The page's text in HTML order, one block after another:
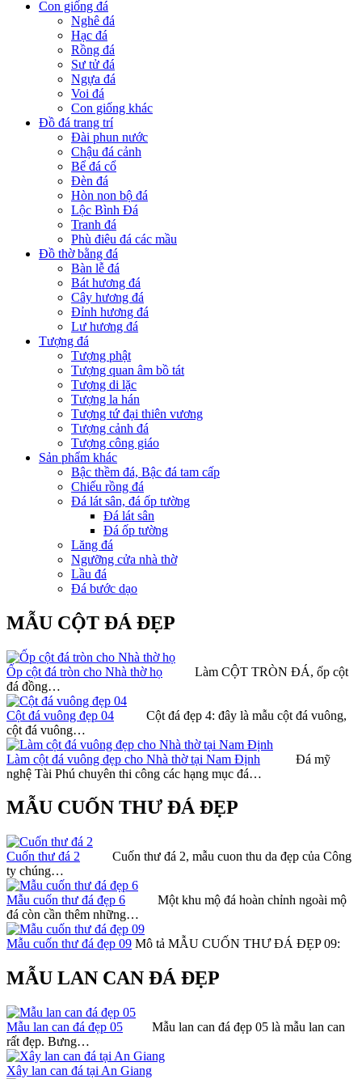
Con giống đá
Nghê đá
Hạc đá
Rồng đá
Sư tử đá
Ngựa đá
Voi đá
Con giống khác
Đồ đá trang trí
Đài phun nước
Chậu đá cảnh
Bể đá cổ
Đèn đá
Hòn non bộ đá
Lộc Bình Đá
Tranh đá
Phù điêu đá các mầu
Đồ thờ bằng đá
Bàn lễ đá
Bát hương đá
Cây hương đá
Đỉnh hương đá
Lư hương đá
Tượng đá
Tượng phật
Tượng quan âm bồ tát
Tượng di lặc
Tượng la hán
Tượng tứ đại thiên vương
Tượng cảnh đá
Tượng công giáo
Sản phẩm khác
Bậc thềm đá, Bậc đá tam cấp
Chiếu rồng đá
Đá lát sân, đá ốp tường
Đá lát sân
Đá ốp tường
Lăng đá
Ngưỡng cửa nhà thờ
Lầu đá
Đá bước dạo
MẪU CỘT ĐÁ ĐẸP
Ốp cột đá tròn cho Nhà thờ họ Làm CỘT TRÒN ĐÁ, ốp cột
đá đồng…
Cột đá vuông đẹp 04 Cột đá đẹp 4: đây là mẫu cột đá vuông,
cột đá vuông…
Làm cột đá vuông đẹp cho Nhà thờ tại Nam Định Đá mỹ
nghệ Tài Phú chuyên thi công các hạng mục đá…
MẪU CUỐN THƯ ĐÁ ĐẸP
Cuốn thư đá 2 Cuốn thư đá 2, mẫu cuon thu da đẹp của Công
ty chúng…
Mẫu cuốn thư đá đẹp 6 Một khu mộ đá hoàn chỉnh ngoài mộ
đá còn cần thêm những…
Mẫu cuốn thư đá đẹp 09 Mô tả MẪU CUỐN THƯ ĐÁ ĐẸP 09:
MẪU LAN CAN ĐÁ ĐẸP
Mẫu lan can đá đẹp 05 Mẫu lan can đá đẹp 05 là mẫu lan can
rất đẹp. Bưng…
Xây lan can đá tại An Giang